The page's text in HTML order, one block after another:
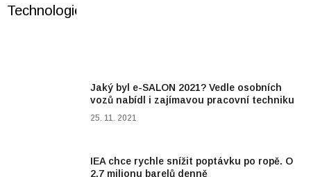
Jaký byl e-SALON 2021? Vedle osobních
vozů nabídl i zajímavou pracovní techniku
25. 11. 2021
IEA chce rychle snížit poptávku po ropě. O
2,7 milionu barelů denně